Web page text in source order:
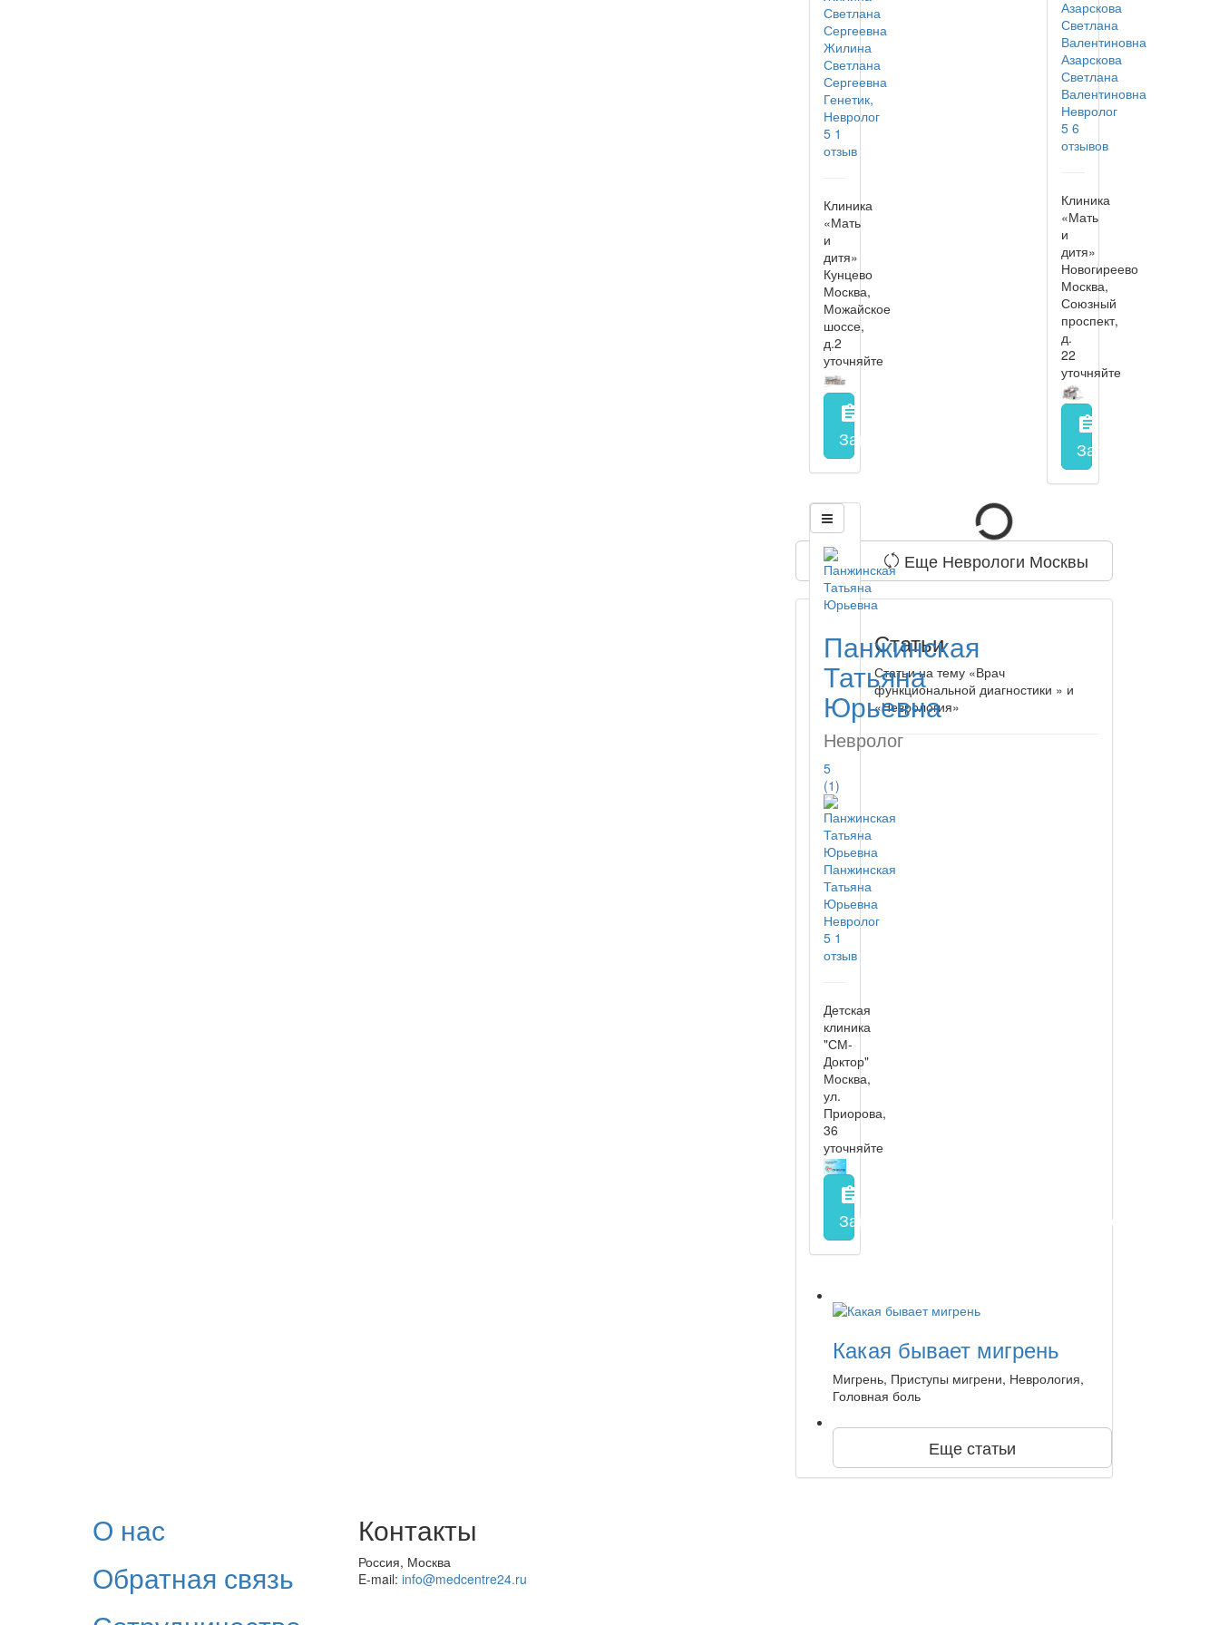
Жилина
Светлана
Сергеевна
Генетик,
Невролог
5 1
отзыв
Клиника
«Мать
и
дитя»
Кунцево
Москва,
Можайское
шоссе,
д.2
уточняйте
assignment
Запись на прием заполнить форму онлайн
Азарскова
Светлана
Валентиновна
Невролог
5 6
отзывов
Клиника
«Мать
и
дитя»
Новогиреево
Москва,
Союзный
проспект,
д.
22
уточняйте
assignment
Запись на прием
Панжинская
Татьяна
Юрьевна
Невролог
5
(1)
Панжинская
Татьяна
Юрьевна
Невролог
5 1
отзыв
Детская
клиника
"СМ-
Доктор"
Москва,
ул.
Приорова,
36
уточняйте
assignment
Запись на прием заполнить форму онлайн
Еще Неврологи Москвы
Статьи
Статьи на тему «Врач
функциональной диагностики » и
«Неврология»
Какая бывает мигрень
Мигрень, Приступы мигрени, Неврология,
Головная боль
Еще статьи
О нас
Обратная связь
Контакты
Россия, Москва
E-mail: info@medcentre24.ru